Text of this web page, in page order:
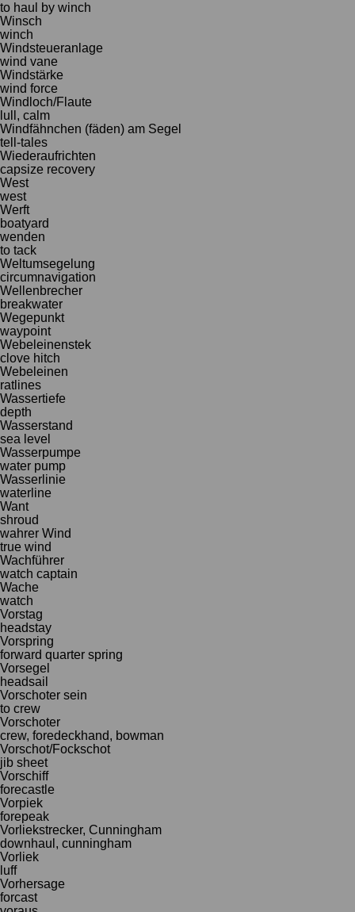
to haul by winch
Winsch
winch
Windsteueranlage
wind vane
Windstärke
wind force
Windloch/Flaute
lull, calm
Windfähnchen (fäden) am Segel
tell-tales
Wiederaufrichten
capsize recovery
West
west
Werft
boatyard
wenden
to tack
Weltumsegelung
circumnavigation
Wellenbrecher
breakwater
Wegepunkt
waypoint
Webeleinenstek
clove hitch
Webeleinen
ratlines
Wassertiefe
depth
Wasserstand
sea level
Wasserpumpe
water pump
Wasserlinie
waterline
Want
shroud
wahrer Wind
true wind
Wachführer
watch captain
Wache
watch
Vorstag
headstay
Vorspring
forward quarter spring
Vorsegel
headsail
Vorschoter sein
to crew
Vorschoter
crew, foredeckhand, bowman
Vorschot/Fockschot
jib sheet
Vorschiff
forecastle
Vorpiek
forepeak
Vorliekstrecker, Cunningham
downhaul, cunningham
Vorliek
luff
Vorhersage
forcast